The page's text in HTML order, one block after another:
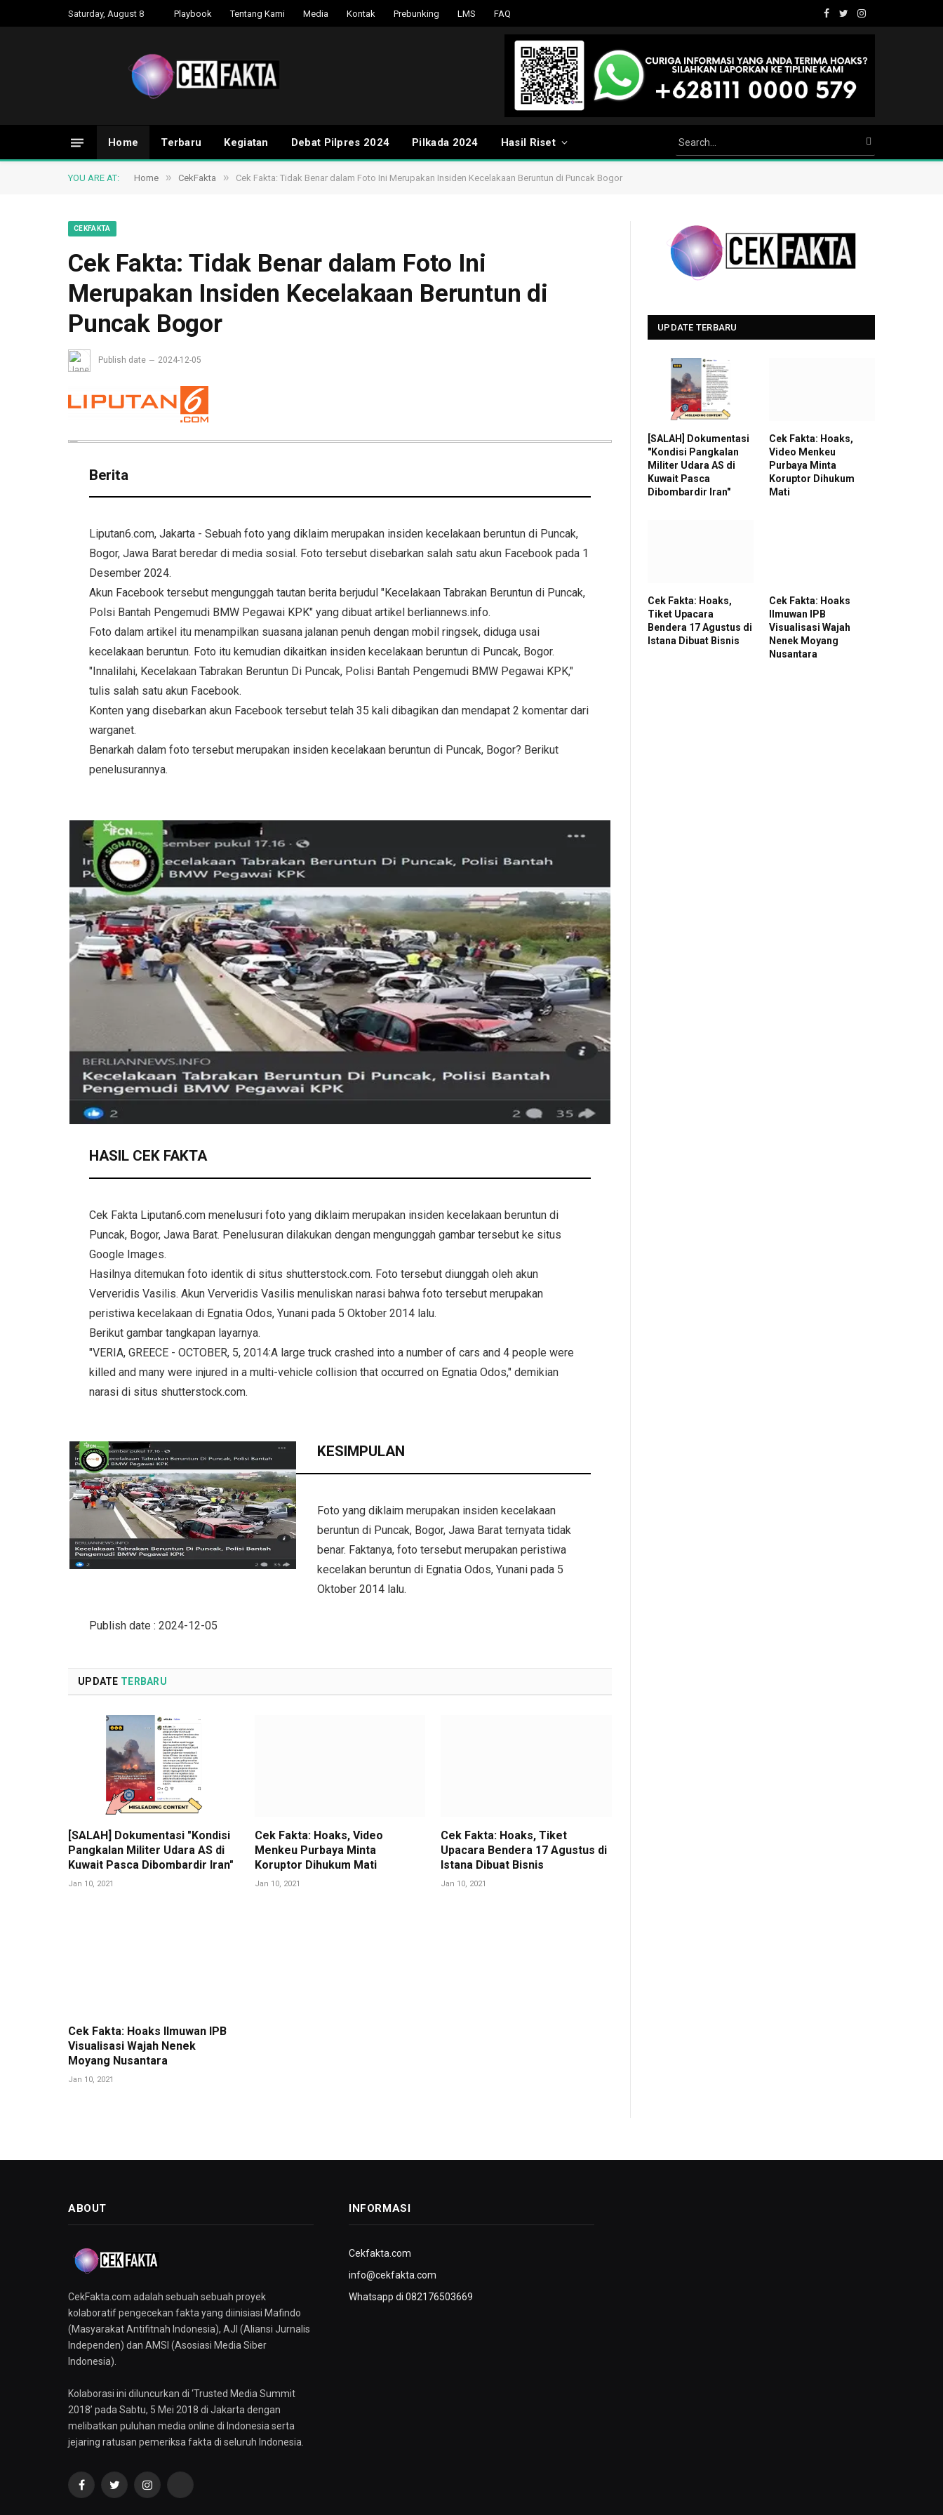
Saturday, August 8 Playbook Tentang Kami Media Kontak Prebunking LMS FAQ
Facebook
TwitterInstagram
Home Terbaru Kegiatan Debat Pilpres 2024 Pilkada 2024 Hasil Riset
YOU ARE AT: Home » CekFakta » Cek Fakta: Tidak Benar dalam Foto Ini Merupakan Insiden Kecelakaan Beruntun di Puncak Bogor
CEKFAKTA
Cek Fakta: Tidak Benar dalam Foto Ini
Merupakan Insiden Kecelakaan Beruntun di
Puncak Bogor
Publish date 2024-12-05
Berita
Liputan6.com, Jakarta - Sebuah foto yang diklaim merupakan insiden kecelakaan beruntun di Puncak,
Bogor, Jawa Barat beredar di media sosial. Foto tersebut disebarkan salah satu akun Facebook pada 1
Desember 2024.
Akun Facebook tersebut mengunggah tautan berita berjudul "Kecelakaan Tabrakan Beruntun di Puncak,
Polsi Bantah Pengemudi BMW Pegawai KPK" yang dibuat artikel berliannews.info.
Foto dalam artikel itu menampilkan suasana jalanan penuh dengan mobil ringsek, diduga usai
kecelakaan beruntun. Foto itu kemudian dikaitkan insiden kecelakaan beruntun di Puncak, Bogor.
"Innalilahi, Kecelakaan Tabrakan Beruntun Di Puncak, Polisi Bantah Pengemudi BMW Pegawai KPK,"
tulis salah satu akun Facebook.
Konten yang disebarkan akun Facebook tersebut telah 35 kali dibagikan dan mendapat 2 komentar dari
warganet.
Benarkah dalam foto tersebut merupakan insiden kecelakaan beruntun di Puncak, Bogor? Berikut
penelusurannya.
HASIL CEK FAKTA
Cek Fakta Liputan6.com menelusuri foto yang diklaim merupakan insiden kecelakaan beruntun di
Puncak, Bogor, Jawa Barat. Penelusuran dilakukan dengan mengunggah gambar tersebut ke situs
Google Images.
Hasilnya ditemukan foto identik di situs shutterstock.com. Foto tersebut diunggah oleh akun
Ververidis Vasilis. Akun Ververidis Vasilis menuliskan narasi bahwa foto tersebut merupakan
peristiwa kecelakaan di Egnatia Odos, Yunani pada 5 Oktober 2014 lalu.
Berikut gambar tangkapan layarnya.
"VERIA, GREECE - OCTOBER, 5, 2014:A large truck crashed into a number of cars and 4 people were
killed and many were injured in a multi-vehicle collision that occurred on Egnatia Odos," demikian
narasi di situs shutterstock.com.
KESIMPULAN
Foto yang diklaim merupakan insiden kecelakaan
beruntun di Puncak, Bogor, Jawa Barat ternyata tidak
benar. Faktanya, foto tersebut merupakan peristiwa
kecelakan beruntun di Egnatia Odos, Yunani pada 5
Oktober 2014 lalu.
Publish date : 2024-12-05
UPDATE TERBARU
[SALAH] Dokumentasi "Kondisi
Pangkalan Militer Udara AS di
Kuwait Pasca Dibombardir Iran"
Jan 10, 2021
Cek Fakta: Hoaks, Video
Menkeu Purbaya Minta
Koruptor Dihukum Mati
Jan 10, 2021
Cek Fakta: Hoaks, Tiket
Upacara Bendera 17 Agustus di
Istana Dibuat Bisnis
Jan 10, 2021
Cek Fakta: Hoaks Ilmuwan IPB
Visualisasi Wajah Nenek
Moyang Nusantara
Jan 10, 2021
UPDATE TERBARU
[SALAH] Dokumentasi
"Kondisi Pangkalan
Militer Udara AS di
Kuwait Pasca
Dibombardir Iran"
Cek Fakta: Hoaks,
Video Menkeu
Purbaya Minta
Koruptor Dihukum
Mati
Cek Fakta: Hoaks,
Tiket Upacara
Bendera 17 Agustus di
Istana Dibuat Bisnis
Cek Fakta: Hoaks
Ilmuwan IPB
Visualisasi Wajah
Nenek Moyang
Nusantara
ABOUT
CekFakta.com adalah sebuah sebuah proyek
kolaboratif pengecekan fakta yang diinisiasi Mafindo
(Masyarakat Antifitnah Indonesia), AJI (Aliansi Jurnalis
Independen) dan AMSI (Asosiasi Media Siber
Indonesia).
Kolaborasi ini diluncurkan di ‘Trusted Media Summit
2018’ pada Sabtu, 5 Mei 2018 di Jakarta dengan
melibatkan puluhan media online di Indonesia serta
jejaring ratusan pemeriksa fakta di seluruh Indonesia.
FacebookTwitterInstagramYouTube
INFORMASI
Cekfakta.com
info@cekfakta.com
Whatsapp di 082176503669